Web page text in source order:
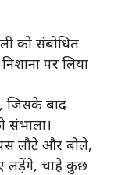
को संबोधित
पर लिया
जिसके बाद
संभाला।
लौटे और बोले,
लड़ेंगे, चाहे कुछ